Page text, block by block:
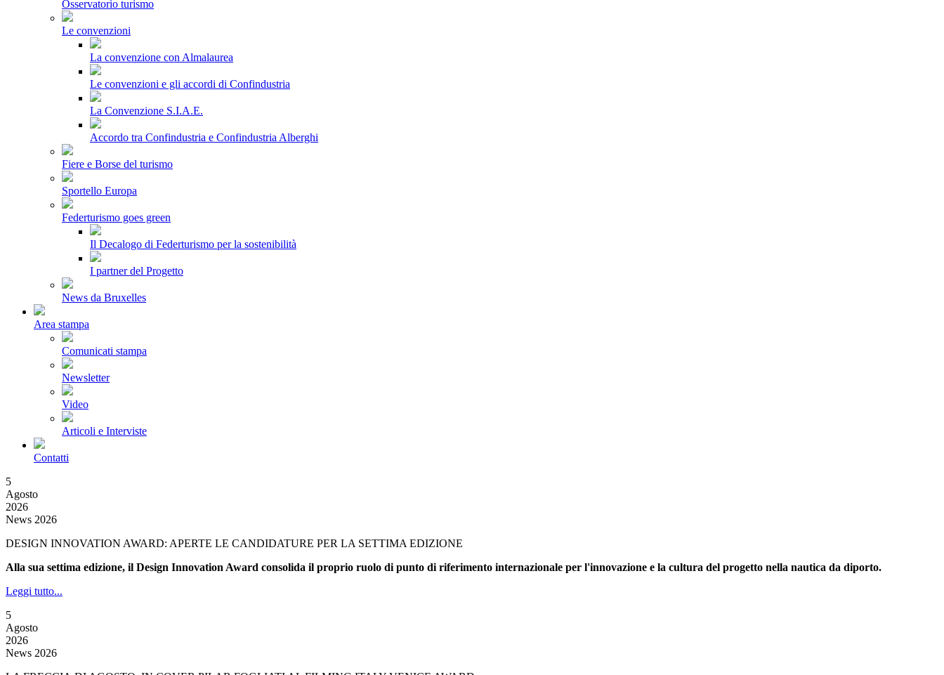
Osservatorio turismo
Le convenzioni
La convenzione con Almalaurea
Le convenzioni e gli accordi di Confindustria
La Convenzione S.I.A.E.
Accordo tra Confindustria e Confindustria Alberghi
Fiere e Borse del turismo
Sportello Europa
Federturismo goes green
Il Decalogo di Federturismo per la sostenibilità
I partner del Progetto
News da Bruxelles
Area stampa
Comunicati stampa
Newsletter
Video
Articoli e Interviste
Contatti
5
Agosto
2026
News 2026
DESIGN INNOVATION AWARD: APERTE LE CANDIDATURE PER LA SETTIMA EDIZIONE
Alla sua settima edizione, il Design Innovation Award consolida il proprio ruolo di punto di riferimento internazionale per l'innovazione e la cultura del progetto nella nautica da diporto.
Leggi tutto...
5
Agosto
2026
News 2026